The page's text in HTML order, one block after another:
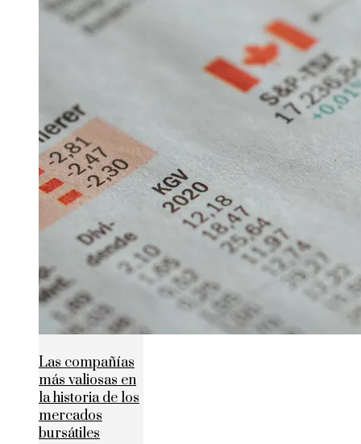
Las compañías
más valiosas en
la historia de los
mercados
bursátiles